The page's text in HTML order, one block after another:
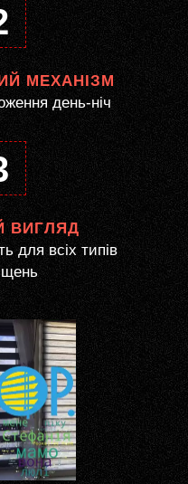
МЕХАНІЗМ
день-ніч
ВИГЛЯД
для всіх типів